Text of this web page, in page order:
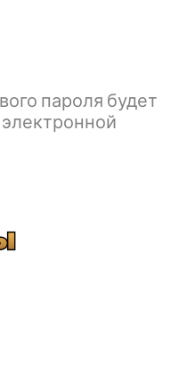
пароля будет